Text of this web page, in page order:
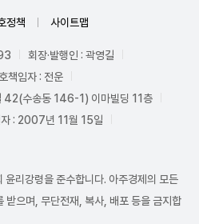
정책 사이트맵
회장·발행인 : 곽영길
책임자 : 전운
42(수송동 146-1) 이마빌딩 11층
자 : 2007년 11월 15일
윤리강령을 준수합니다. 아주경제의 모든
받으며, 무단전재, 복사, 배포 등을 금지합